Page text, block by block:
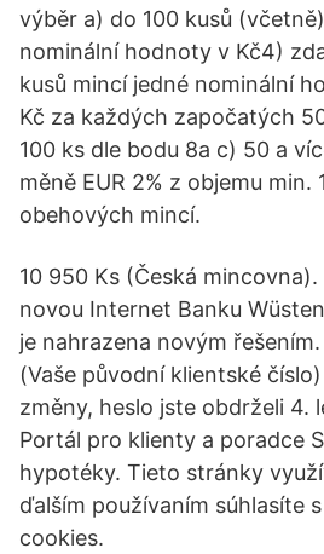
výběr a) do 100 kusů
nominální hodnoty v Kč4)
kusů mincí jedné nominální
Kč za každých započatých
100 ks dle bodu 8a c) 50 a
měně EUR 2% z objemu min.
obehových mincí.
10 950 Ks (Česká
novou Internet Banku
je nahrazena novým
(Vaše původní klientské
změny, heslo jste obdrželi 4.
Portál pro klienty a poradce
hypotéky. Tieto stránky
ďalším používaním súhlasíte
cookies.